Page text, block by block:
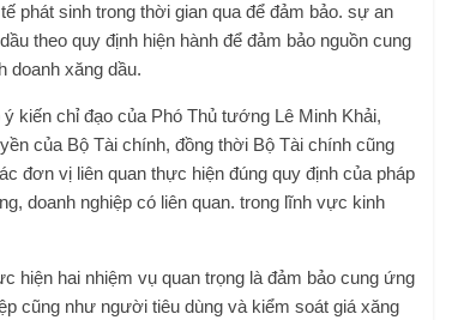
phát sinh trong thời gian qua để đảm bảo. sự an
theo quy định hiện hành để đảm bảo nguồn cung
doanh xăng dầu.
kiến ​​chỉ đạo của Phó Thủ tướng Lê Minh Khải,
của Bộ Tài chính, đồng thời Bộ Tài chính cũng
đơn vị liên quan thực hiện đúng quy định của pháp
doanh nghiệp có liên quan. trong lĩnh vực kinh
hiện hai nhiệm vụ quan trọng là đảm bảo cung ứng
cũng như người tiêu dùng và kiểm soát giá xăng